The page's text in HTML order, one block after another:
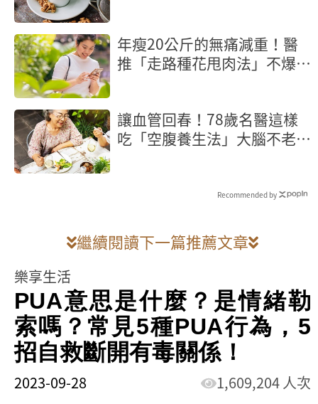
年瘦20公斤的無痛減重！醫
推「走路種花甩肉法」不爆汗
讓血管回春！78歲名醫這樣
吃「空腹養生法」大腦不老又
Recommended by
繼續閱讀下一篇推薦文章
樂享生活
PUA意思是什麼？是情緒勒
索嗎？常見5種PUA行為，5
招自救斷開有毒關係！
2023-09-28 1,609,204 人次